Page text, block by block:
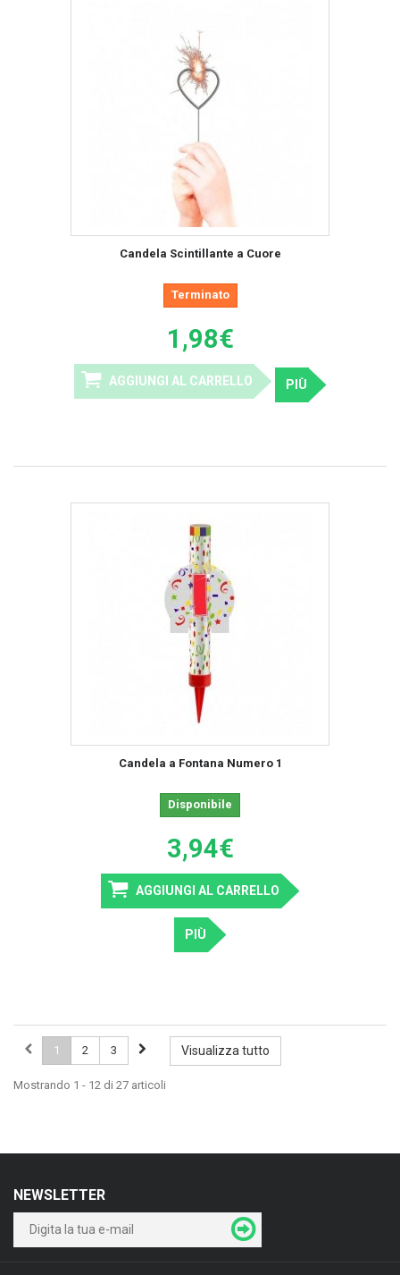
Candela Scintillante a Cuore
Terminato
1,98€
AGGIUNGI AL CARRELLO PIÙ
Candela a Fontana Numero 1
Disponibile
3,94€
AGGIUNGI AL CARRELLO
PIÙ
Visualizza tutto
1 2 3
Mostrando 1 - 12 di 27 articoli
NEWSLETTER